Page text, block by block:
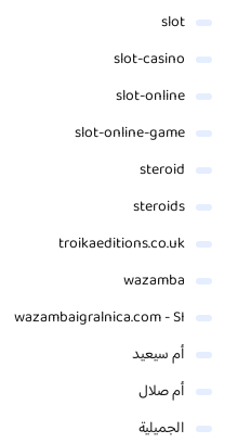
slot
slot-casino
slot-online
slot-online-game
steroid
steroids
troikaeditions.co.uk
wazamba
wazambaigralnica.com - SI
أم سيعيد
أم صلال
الجميلية